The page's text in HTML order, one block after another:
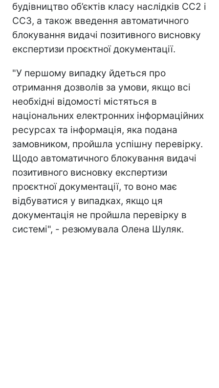
будівництво об’єктів класу наслідків СС2 і
СС3, а також введення автоматичного
блокування видачі позитивного висновку
експертизи проєктної документації.
"У першому випадку йдеться про
отримання дозволів за умови, якщо всі
необхідні відомості містяться в
національних електронних інформаційних
ресурсах та інформація, яка подана
замовником, пройшла успішну перевірку.
Щодо автоматичного блокування видачі
позитивного висновку експертизи
проєктної документації, то воно має
відбуватися у випадках, якщо ця
документація не пройшла перевірку в
системі", - резюмувала Олена Шуляк.